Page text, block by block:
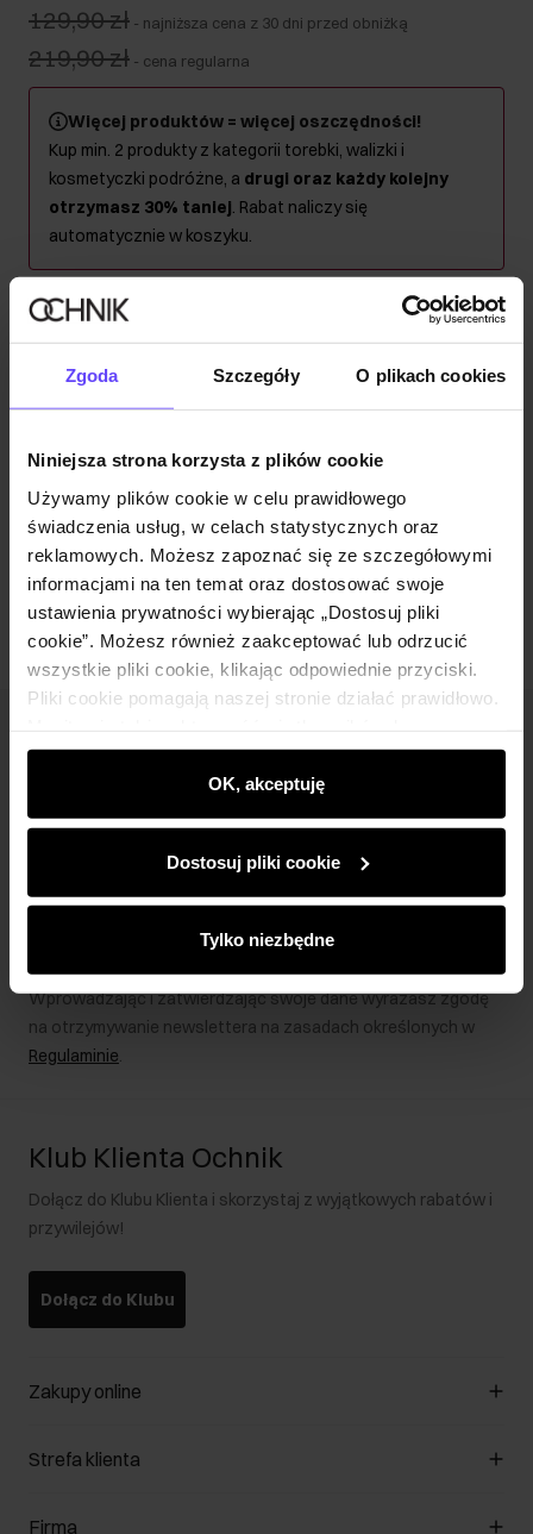
Zgoda Szczegóły O plikach cookies
Niniejsza strona korzysta z plików cookie
Używamy plików cookie w celu prawidłowego
świadczenia usług, w celach statystycznych oraz
reklamowych. Możesz zapoznać się ze szczegółowymi
informacjami na ten temat oraz dostosować swoje
ustawienia prywatności wybierając „Dostosuj pliki
cookie”. Możesz również zaakceptować lub odrzucić
wszystkie pliki cookie, klikając odpowiednie przyciski.
Pliki cookie pomagają naszej stronie działać prawidłowo.
wyświetlać im dopasowane do ich preferencji treści,
rekomendacje oraz komunikaty reklamowe informujące o
najnowszych promocjach w e-sklepie. Informacje o tym,
partnerom społecznościowym, reklamowym i
analitycznym. Partnerzy mogą połączyć te informacje z
podczas korzystania z ich usług.
OK, akceptuję
Dostosuj pliki cookie
Tylko niezbędne
129,90 zł - najniższa cena z 30 dni przed obniżką
219,90 zł - cena regularna
Więcej produktów = więcej oszczędności!
Kup min. 2 produkty z kategorii torebki, walizki i
kosmetyczki podróżne, a drugi oraz każdy kolejny
otrzymasz 30% taniej. Rabat naliczy się
automatycznie w koszyku.
Opis produktu
Szczegóły
Skład i wymiary
Opinie
Newsletter
Bądź na bieżąco z nowościami i promocjami!
Zapisz się
Wprowadzając i zatwierdzając swoje dane wyrażasz zgodę
na otrzymywanie newslettera na zasadach określonych w
Regulaminie.
Klub Klienta Ochnik
Dołącz do Klubu Klienta i skorzystaj z wyjątkowych rabatów i
przywilejów!
Dołącz do Klubu
Zakupy online
Zarządzaj cookies
Strefa klienta
Klub Klienta
Firma